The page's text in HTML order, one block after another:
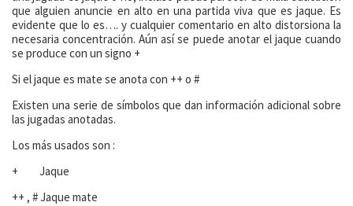
que alguien anuncie en alto en una partida viva que es jaque. Es
evidente que lo es…. y cualquier comentario en alto distorsiona la
necesaria concentración. Aún así se puede anotar el jaque cuando
se produce con un signo +
Si el jaque es mate se anota con ++ o #
Existen una serie de símbolos que dan información adicional sobre
las jugadas anotadas.
Los más usados son :
+ Jaque
++ , # Jaque mate